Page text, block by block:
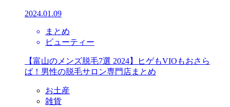
2024.01.09
まとめ
ビューティー
【富山のメンズ脱毛7選 2024】ヒゲもVIOもおさら
ば！男性の脱毛サロン専門店まとめ
お土産
雑貨